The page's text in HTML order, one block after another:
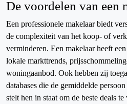
De voordelen van een
Een professionele makelaar biedt
de complexiteit van het koop- of
verminderen. Een makelaar heeft
lokale markttrends,
woningaanbod. Ook hebben zij
databases die de gemiddelde
stelt hen in staat om de beste deals te